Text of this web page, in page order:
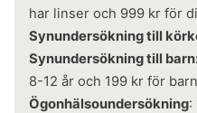
har linser och 999 kr för
Synundersökning till
Synundersökning till
8-12 år och 199 kr för
Ögonhälsoundersökning: